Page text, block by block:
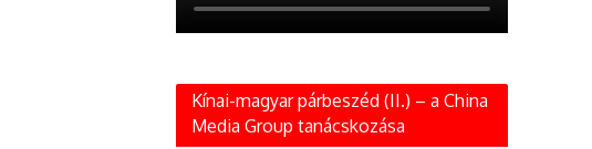
Kínai-magyar párbeszéd (II.) – a China
Media Group tanácskozása